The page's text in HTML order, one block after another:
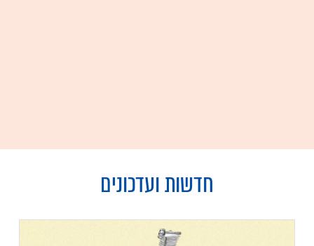
חדשות ועדכונים